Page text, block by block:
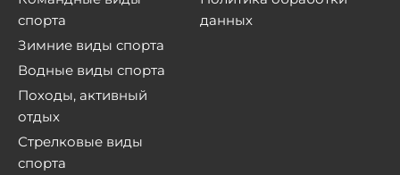
спорта
Зимние виды спорта
Водные виды спорта
Походы, активный
отдых
Стрелковые виды
спорта
данных